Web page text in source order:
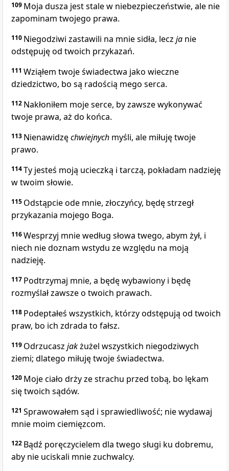
109 Moja dusza jest stale w niebezpieczeństwie, ale nie
zapominam twojego prawa.
110 Niegodziwi zastawili na mnie sidła, lecz ja nie
odstępuję od twoich przykazań.
111 Wziąłem twoje świadectwa jako wieczne
dziedzictwo, bo są radością mego serca.
112 Nakłoniłem moje serce, by zawsze wykonywać
twoje prawa, aż do końca.
113 Nienawidzęchwiejnych myśli, ale miłuję twoje
prawo.
114Ty jesteś moją ucieczką i tarczą, pokładam nadzieję
w twoim słowie.
115 Odstąpcie ode mnie, złoczyńcy, będę strzegł
przykazania mojego Boga.
116Wesprzyj mnie według słowa twego, abym żył, i
niech nie doznam wstydu ze względu na moją
nadzieję.
117 Podtrzymaj mnie, a będę wybawiony i będę
rozmyślał zawsze o twoich prawach.
118 Podeptałeś wszystkich, którzy odstępują od twoich
praw, bo ich zdrada to fałsz.
119 Odrzucasz jakżużel wszystkich niegodziwych
ziemi; dlatego miłuję twoje świadectwa.
120 Moje ciało drży ze strachu przed tobą, bo lękam
się twoich sądów.
121 Sprawowałem sąd i sprawiedliwość; nie wydawaj
mnie moim ciemięzcom.
122 Bądź poręczycielem dla twego sługi ku dobremu,
aby nie uciskali mnie zuchwalcy.